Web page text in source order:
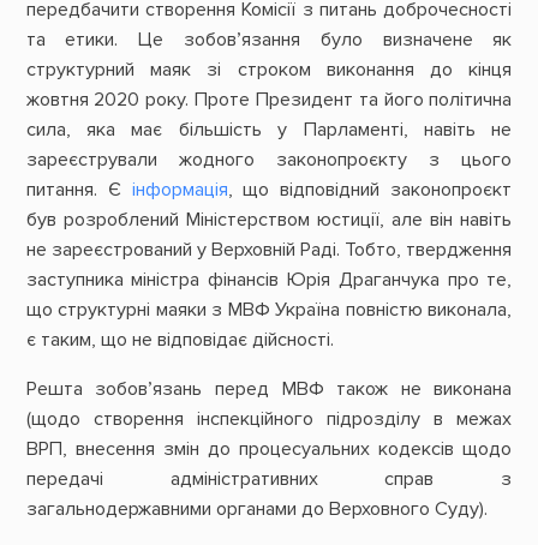
передбачити створення Комісії з питань доброчесності
та етики. Це зобов’язання було визначене як
структурний маяк зі строком виконання до кінця
жовтня 2020 року. Проте Президент та його політична
сила, яка має більшість у Парламенті, навіть не
зареєстрували жодного законопроєкту з цього
питання. Є інформація, що відповідний законопроєкт
був розроблений Міністерством юстиції, але він навіть
не зареєстрований у Верховній Раді. Тобто, твердження
заступника міністра фінансів Юрія Драганчука про те,
що структурні маяки з МВФ Україна повністю виконала,
є таким, що не відповідає дійсності.
Решта зобов’язань перед МВФ також не виконана
(щодо створення інспекційного підрозділу в межах
ВРП, внесення змін до процесуальних кодексів щодо
передачі адміністративних справ з
загальнодержавними органами до Верховного Суду).